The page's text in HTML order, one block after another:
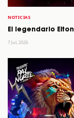
NOTICIAS
El legendario
7 Jul, 2026